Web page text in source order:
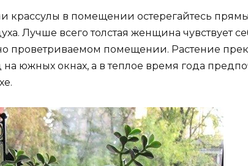
крассулы в помещении остерегайтесь
Лучше всего толстая женщина чувствует
проветриваемом помещении. Растение
южных окнах, а в теплое время года